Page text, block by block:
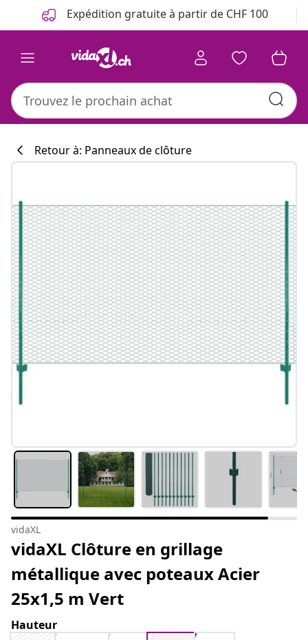
Précédent Expédition gratuite à partir de CHF 100
Retour à: Panneaux de clôture
vidaXL
vidaXL Clôture en grillage
métallique avec poteaux Acier
25x1,5 m Vert
Hauteur